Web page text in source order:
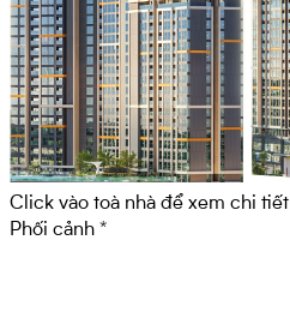
Click vào toà nhà để xem chi tiết
Phối cảnh *